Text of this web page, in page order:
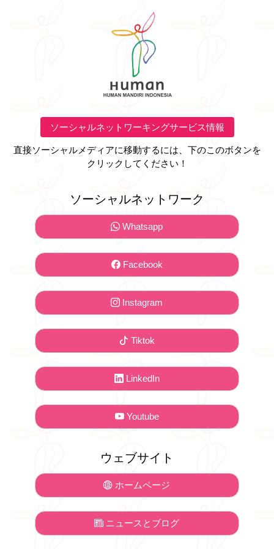
ソーシャルネットワーキングサービス情報
直接ソーシャルメディアに移動するには、下のこのボタンを
クリックしてください！
ソーシャルネットワーク
Whatsapp
Facebook
Instagram
Tiktok
LinkedIn
Youtube
ウェブサイト
ホームページ
ニュースとブログ